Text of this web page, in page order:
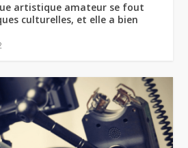
artistique amateur se fout
culturelles, et elle a bien